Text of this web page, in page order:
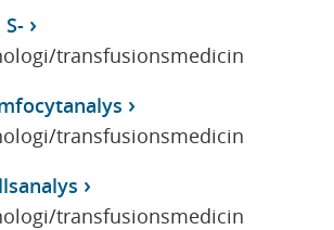
transfusionsmedicin
transfusionsmedicin
transfusionsmedicin